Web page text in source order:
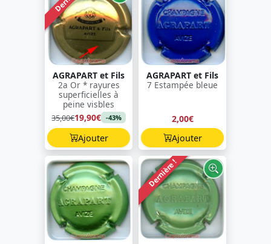
AGRAPART et Fils
2a Or * rayures
superficielles à
peine visbles
35,00€19,90€ -43%
Ajouter
AGRAPART et Fils
7 Estampée bleue
2,00€
Ajouter
Dernière !